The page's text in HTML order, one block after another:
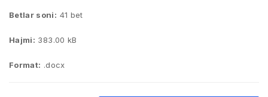
Betlar soni: 41 bet
Hajmi: 383.00 kB
Format: .docx